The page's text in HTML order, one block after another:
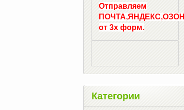
Отправляем
ПОЧТА,ЯНДЕКС,ОЗОН
от 3х форм.
Категории